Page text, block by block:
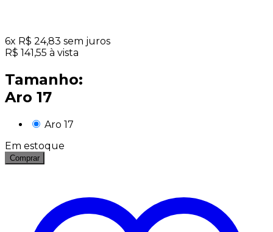
6x R$ 24,83 sem juros
R$ 141,55 à vista
Tamanho:
Aro 17
Aro 17
Em estoque
Comprar